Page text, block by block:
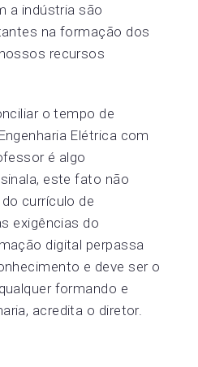
a indústria são
na formação dos
recursos
o tempo de
Elétrica com
é algo
este fato não
currículo de
exigências do
digital perpassa
e deve ser o
formando e
acredita o diretor.